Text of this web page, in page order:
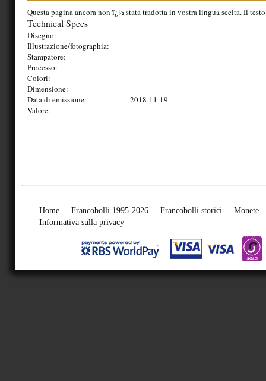
Questa pagina ancora non ï¿½ stata tradotta in vostra lingua scelta. Il
Technical Specs
Disegno:
Illustrazione/fotographia:
Stampatore:
Processo:
Colori:
Dimensione:
Data di emissione:
2018-11-19
Valore:
Home Francobolli 1995-2026 Francobolli storici
Monete
Informativa sulla privacy